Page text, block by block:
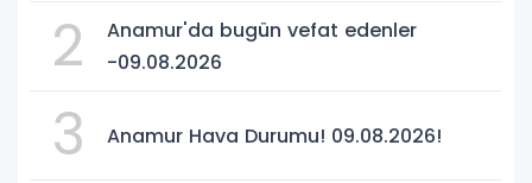
2
Anamur'da bugün vefat edenler
-09.08.2026
3 Anamur Hava Durumu! 09.08.2026!